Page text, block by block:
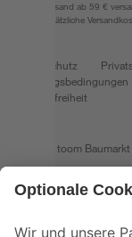
*Paketversand ab 59 €
fallen zusätzliche
Datenschutz
Nutzungsbedingungen
Barrierefreiheit
© 2026 toom